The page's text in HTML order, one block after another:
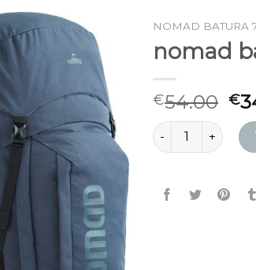
NOMAD BATURA
nomad
€54.00 €
nomad batura 70